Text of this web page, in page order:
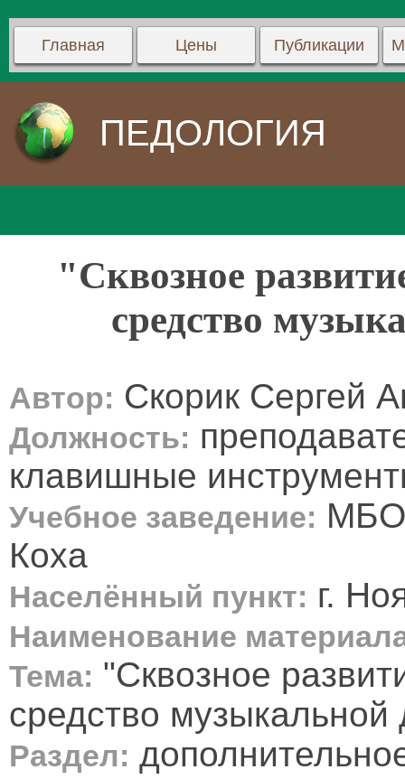
Главная Цены Публикации
ПЕДОЛОГИЯ
"Сквозное
средство
Автор: Скорик Сергей
Должность:
клавишные
Учебное заведение:
Коха
Населённый пункт: г.
Наименование
Тема: "Сквозное
средство музыкальной
Раздел: